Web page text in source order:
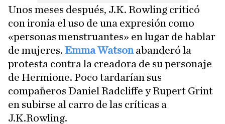
Unos meses después, J.K. Rowling criticó
con ironía el uso de una expresión como
«personas menstruantes» en lugar de hablar
de mujeres. Emma Watsonabanderó la
protesta contra la creadora de su personaje
de Hermione. Poco tardarían sus
compañeros Daniel Radcliffe y Rupert Grint
en subirse al carro de las críticas a
J.K.Rowling.